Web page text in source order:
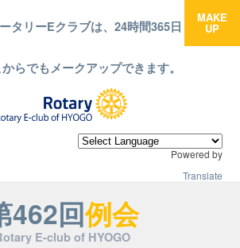
タリーEクラブは、24時間365日
らでもメークアップできます。
MAKE
UP
Powered by
Translate
462回例会
E-club of HYOGO